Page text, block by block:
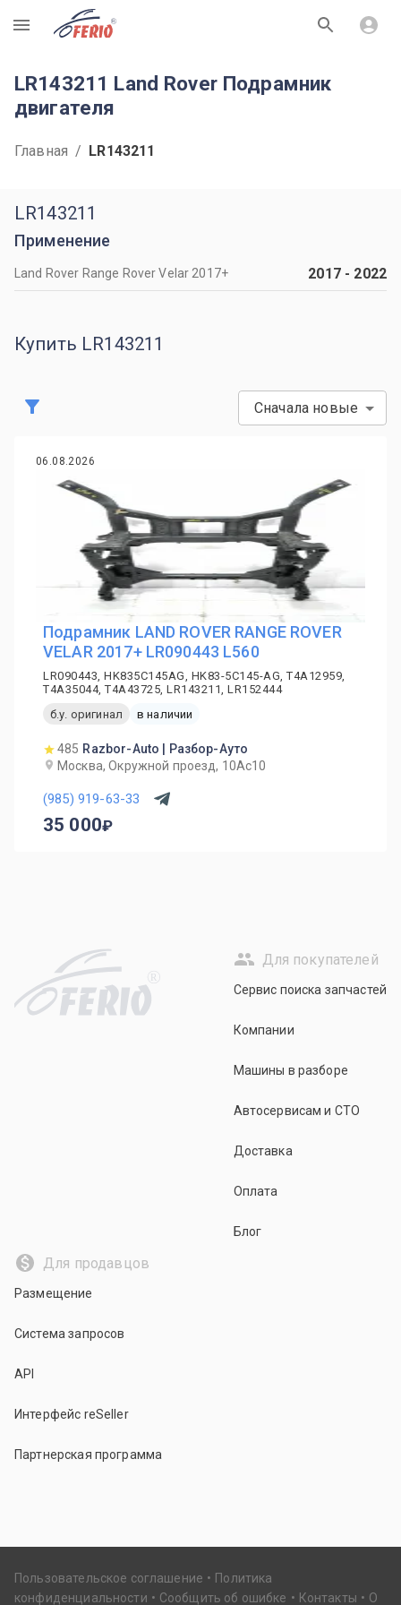
R
LR143211 Land Rover Подрамник
двигателя
Главная / LR143211
LR143211
Применение
Land Rover Range Rover Velar 2017+ 2017- 2022
Купить LR143211
Сначала новые
06.08.2026
Подрамник LAND ROVER RANGE ROVER
VELAR 2017+ LR090443 L560
LR090443, HK835C145AG, HK83-5C145-AG, T4A12959,
T4A35044, T4A43725, LR143211, LR152444
б.у. оригинал
в наличии
485 Razbor-Auto | Разбор-Ауто
Москва, Окружной проезд, 10Ас10
(985) 919-63-33
35 000
R
Для покупателей
Сервис поиска запчастей
Компании
Машины в разборе
Автосервисам и СТО
Доставка
Оплата
Блог
Для продавцов
Размещение
Система запросов
API
Интерфейс reSeller
Партнерская программа
Пользовательское соглашение
Политика
конфиденциальности
Сообщить об ошибке Контакты О